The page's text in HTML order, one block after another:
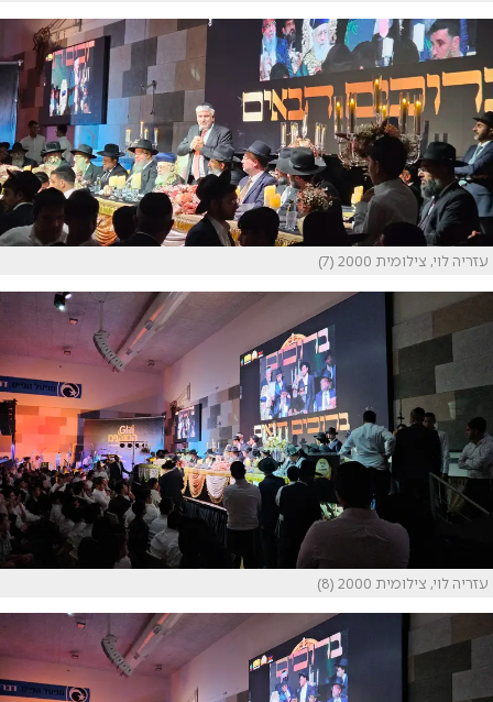
עזריה לוי, צילומית 2000 (7)
עזריה לוי, צילומית 2000 (8)